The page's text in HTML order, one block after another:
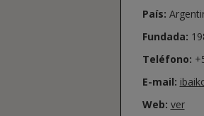
País:
Fundada:
Teléfono:
E-mail:
Web: ver